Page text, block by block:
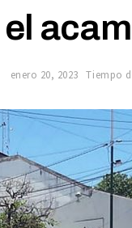
enero 20, 2023 Tiempo